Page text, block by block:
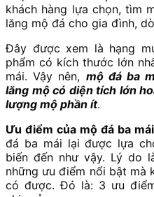
khách hàng lựa chọn, tìm
lăng mộ đá cho gia đình,
Đây được xem là hạng
phẩm có kích thước lớn
mái. Vậy nên, mộ đá ba
lăng mộ có diện tích lớn
lượng mộ phần ít.
Ưu điểm của mộ đá ba
đá ba mái lại được lựa
biến đến như vậy. Lý do
những ưu điểm nổi bật mà
có được. Đó là: 3 ưu